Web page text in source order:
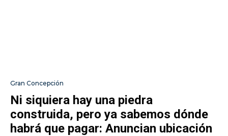
Gran Concepción
Ni siquiera hay una piedra
construida, pero ya sabemos dónde
habrá que pagar: Anuncian ubicación